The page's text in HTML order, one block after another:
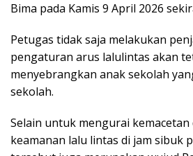
Bima pada Kamis 9 April 2026
Petugas tidak saja melakukan
pengaturan arus lalulintas akan
menyebrangkan anak sekolah
sekolah.
Selain untuk mengurai kemacetan
keamanan lalu lintas di jam sibuk